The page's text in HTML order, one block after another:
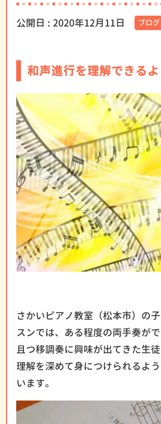
公開日 : 2020年12月11日 ブログ
和声進行を理解できる
さかいピアノ教室（松本市）の
スンでは、ある程度の両手奏が
且つ移調奏に興味が出てきた生
理解を深めて身につけられるよ
います。